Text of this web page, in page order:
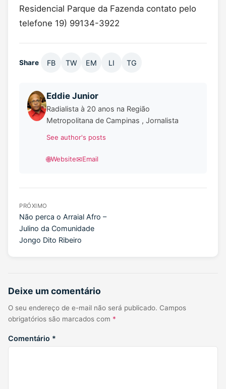
Residencial Parque da Fazenda contato pelo
telefone 19) 99134-3922
Share FB TW EM LI TG
Eddie Junior
Radialista à 20 anos na Região
Metropolitana de Campinas , Jornalista
See author's posts
Website Email
PRÓXIMO
Não perca o Arraial Afro –
Julino da Comunidade
Jongo Dito Ribeiro
Deixe um comentário
O seu endereço de e-mail não será publicado. Campos
obrigatórios são marcados com *
Comentário *